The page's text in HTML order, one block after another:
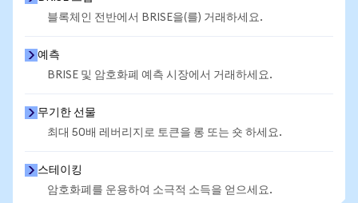
블록체인 전반에서 BRISE을(를) 거래하세요.
예측
BRISE 및 암호화폐 예측 시장에서 거래하세요.
무기한 선물
최대 50배 레버리지로 토큰을 롱 또는 숏 하세요.
스테이킹
암호화폐를 운용하여 소극적 소득을 얻으세요.